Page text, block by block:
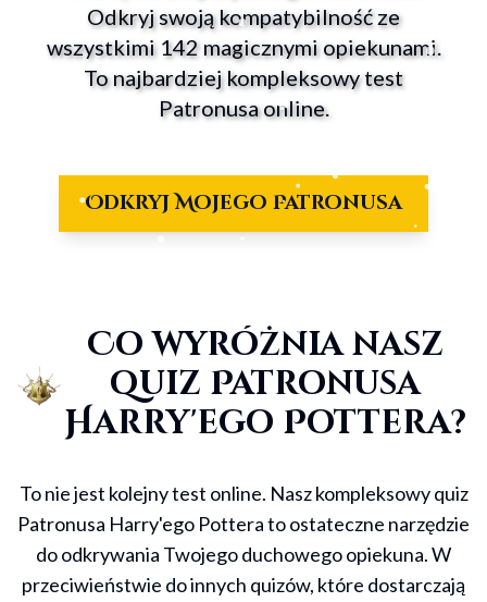
Odkryj swoją kompatybilność ze
wszystkimi 142 magicznymi opiekunami.
To najbardziej kompleksowy test
Patronusa online.
Odkryj Mojego Patronusa
rezonuje z tobą:
Urok
Co wyróżnia nasz
quiz Patronusa
Harry'ego Pottera?
To nie jest kolejny test online. Nasz kompleksowy quiz
Patronusa Harry'ego Pottera to ostateczne narzędzie
do odkrywania Twojego duchowego opiekuna. W
przeciwieństwie do innych quizów, które dostarczają